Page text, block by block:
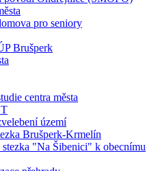
pro seniory
Brušperk
centra města
území
Brušperk-Krmelín
stezka "Na Šibenici" k obecnímu